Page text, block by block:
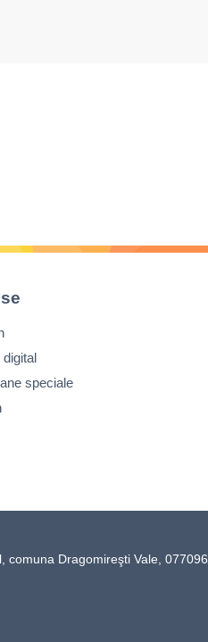
speciale
Dragomireşti Vale, 077096,